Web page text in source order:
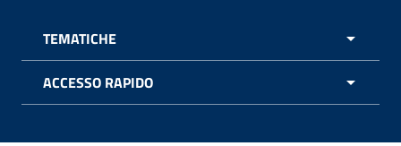
TEMATICHE
ACCESSO RAPIDO